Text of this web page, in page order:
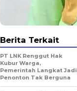
Berita Terkait
PT LNK Renggut Hak
Kubur Warga,
Pemerintah Langkat Jadi
Penonton Tak Berguna